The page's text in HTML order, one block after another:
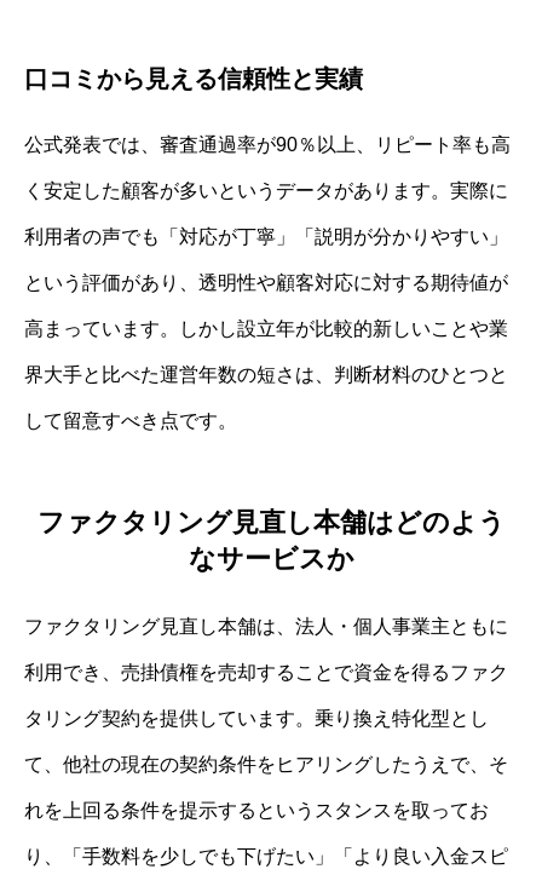
口コミから見える信頼性と実績
公式発表では、審査通過率が90％以上、リピート率も高
く安定した顧客が多いというデータがあります。実際に
利用者の声でも「対応が丁寧」「説明が分かりやすい」
という評価があり、透明性や顧客対応に対する期待値が
高まっています。しかし設立年が比較的新しいことや業
界大手と比べた運営年数の短さは、判断材料のひとつと
して留意すべき点です。
ファクタリング見直し本舗はどのよう
なサービスか
ファクタリング見直し本舗は、法人・個人事業主ともに
利用でき、売掛債権を売却することで資金を得るファク
タリング契約を提供しています。乗り換え特化型とし
て、他社の現在の契約条件をヒアリングしたうえで、そ
れを上回る条件を提示するというスタンスを取ってお
り、「手数料を少しでも下げたい」「より良い入金スピ